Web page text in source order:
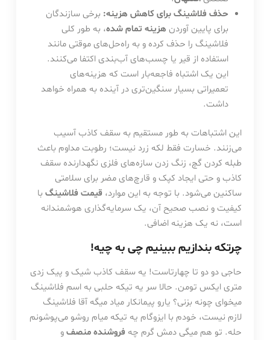
حذف فلاشینگ برای کاهش هزینه: برخی سازندگان
برای پایین آوردن هزینه تمام شده، به طور کلی
فلاشینگ را حذف کرده و به راه‌حل‌های موقتی مانند
استفاده از قیر یا چسب‌های آب‌بندی اکتفا می‌کنند.
این یک اشتباه فاجعه‌بار است که هزینه‌های
تعمیراتی بسیار سنگین‌تری در آینده به همراه خواهد
داشت.
این اشتباهات به طور مستقیم به سقف کاذب آسیب
می‌زنند. خسارت فقط لکه زرد نیست؛ رطوبت مداوم باعث
طبله کردن گچ، زنگ زدن سازه‌های فلزی نگهدارنده سقف
کاذب و حتی ایجاد کپک و قارچ‌های مضر برای سلامتی
ساکنین می‌شود. با توجه به این موارد، قیمت فلاشینگبا
کیفیت و نصب صحیح آن، یک سرمایه‌گذاری هوشمندانه
است، نه یک هزینه اضافی.
چرتکه بندازیم ببینیم چی به چیه!
حاجی دو دو تا چهارتاست! یه سقف کاذب شیک و پیک زدی
متری ایکس تومن. حالا سر یه تیکه حلبی به اسم فلاشینگ
میخوای چونه بزنی؟ یارو پیمانکار میاد میگه آقا فلاشینگ
لازم نیست، خودم با ایزوگام یه تیکه میام روشو می‌پوشونم
حله. تو هم میگی دمش گرم چه فروشنده منصفو